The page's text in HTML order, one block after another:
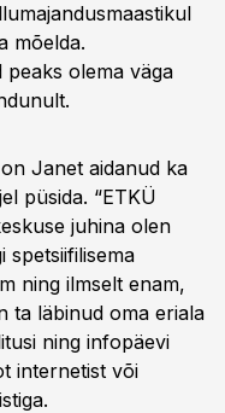
mõelda.
peaks olema väga
Janet aidanud ka
püsida. “ETKÜ
juhina olen
spetsiifilisema
ning ilmselt enam,
ta läbinud oma eriala
ning infopäevi
internetist või